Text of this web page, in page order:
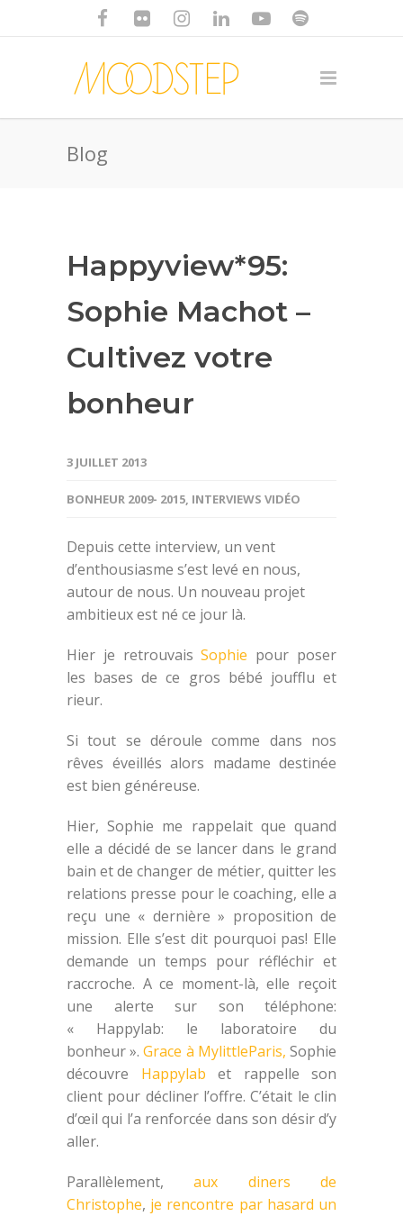
Blog
Happyview*95:
Sophie Machot –
Cultivez votre
bonheur
3 JUILLET 2013
BONHEUR 2009- 2015, INTERVIEWS VIDÉO
Depuis cette interview, un vent
d’enthousiasme s’est levé en nous,
autour de nous. Un nouveau projet
ambitieux est né ce jour là.
Hier je retrouvaisSophie pour poser
les bases de ce gros bébé joufflu et
rieur.
Si tout se déroule comme dans nos
rêves éveillés alors madame destinée
est bien généreuse.
Hier, Sophie me rappelait que quand
elle a décidé de se lancer dans le grand
bain et de changer de métier, quitter les
relations presse pour le coaching, elle a
reçu une « dernière » proposition de
mission. Elle s’est dit pourquoi pas! Elle
demande un temps pour réfléchir et
raccroche. A ce moment-là, elle reçoit
une alerte sur son téléphone:
« Happylab: le laboratoire du
bonheur ».Grace à MylittleParis, Sophie
découvre Happylab et rappelle son
client pour décliner l’offre. C’était le clin
d’œil qui l’a renforcée dans son désir d’y
aller.
Parallèlement,aux diners de
Christophe, je rencontre par hasard un